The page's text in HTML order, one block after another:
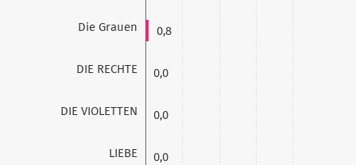
Die Grauen
DIE RECHTE
DIE VIOLETTEN
LIEBE
0,8
0,0
0,0
0,0